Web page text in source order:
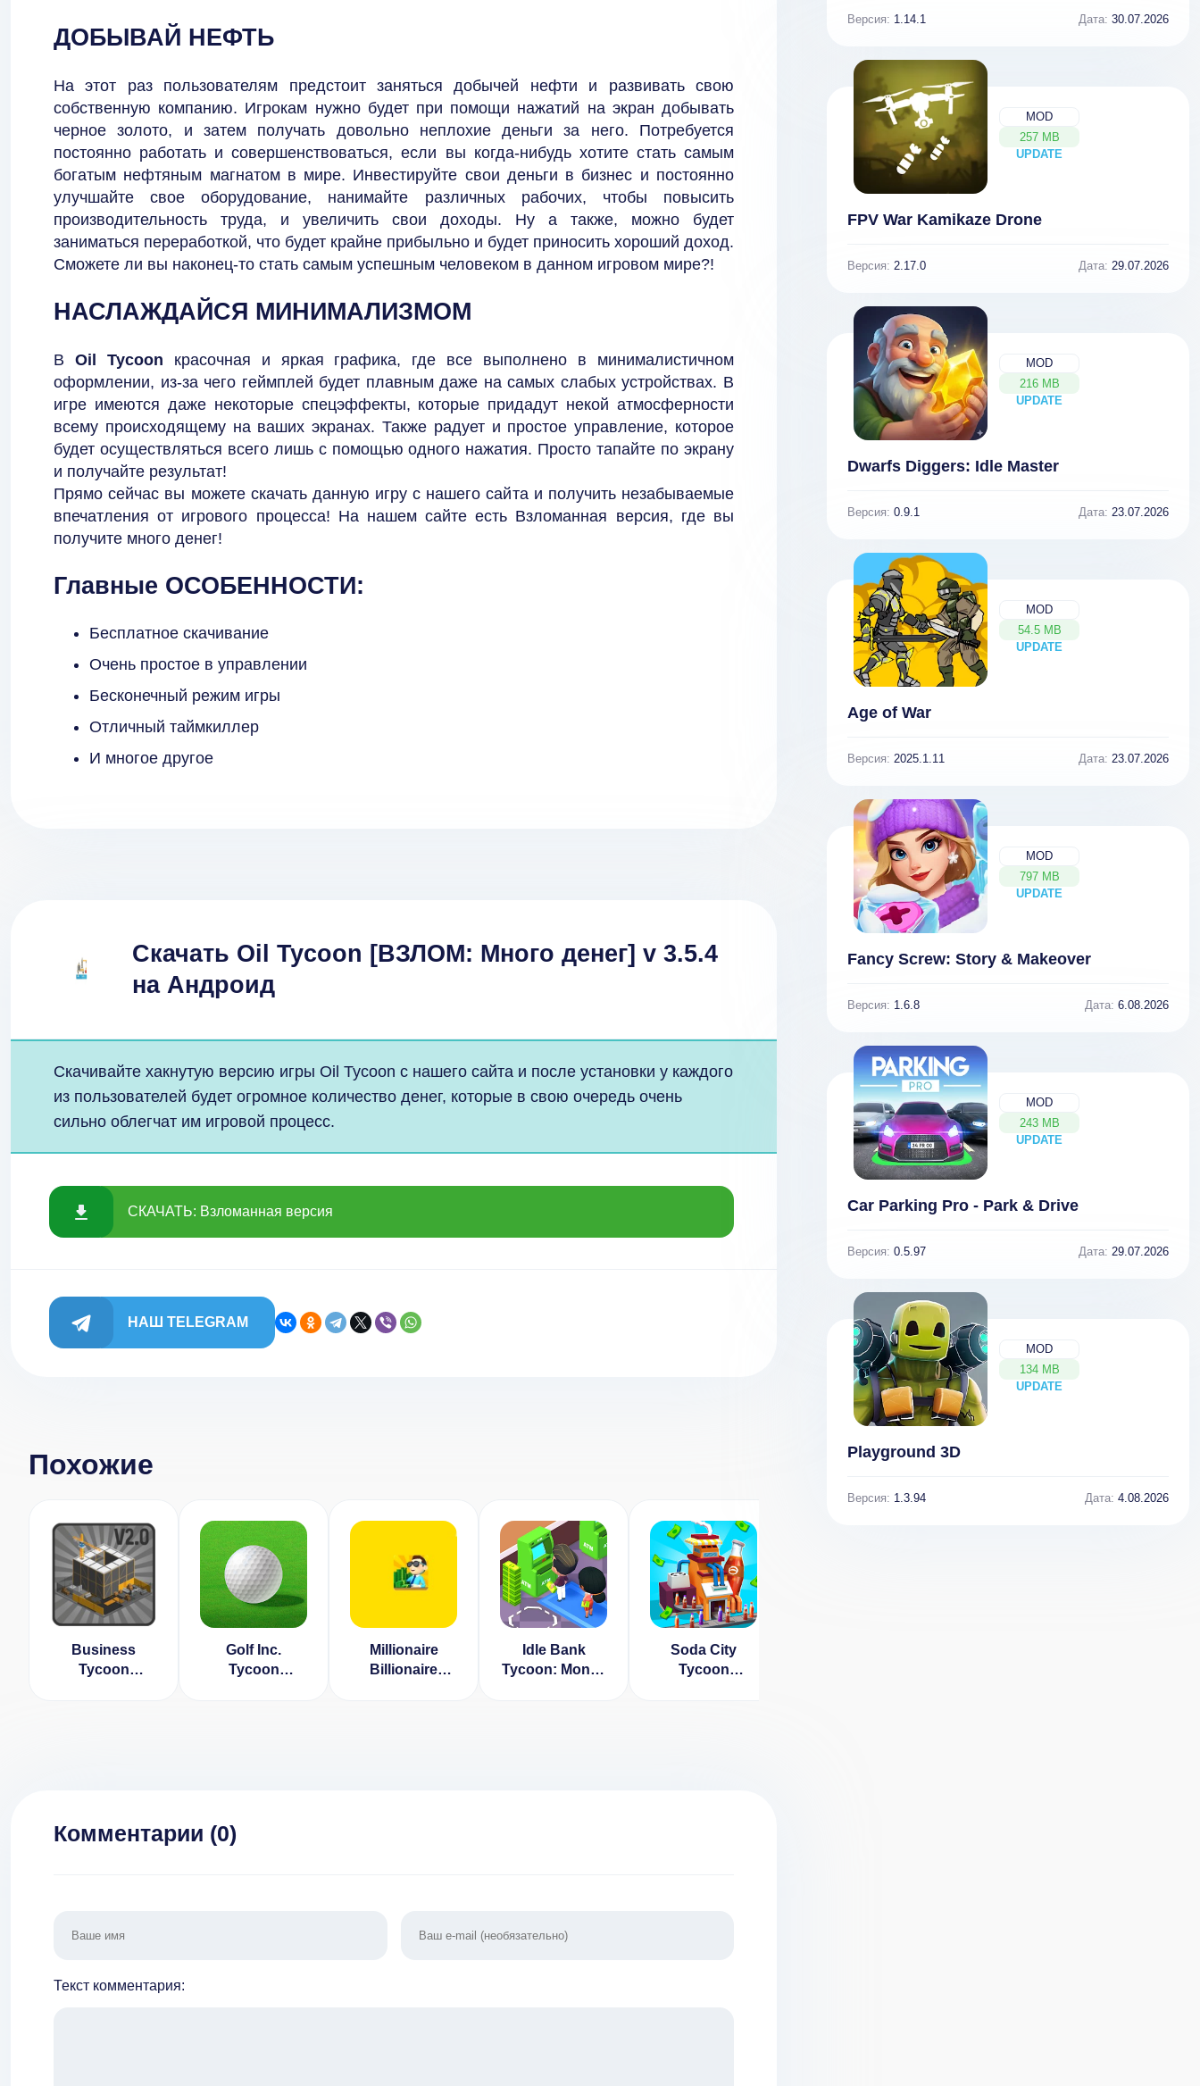
ДОБЫВАЙ НЕФТЬ
На этот раз пользователям предстоит заняться добычей нефти и развивать свою
собственную компанию. Игрокам нужно будет при помощи нажатий на экран добывать
черное золото, и затем получать довольно неплохие деньги за него. Потребуется
постоянно работать и совершенствоваться, если вы когда-нибудь хотите стать самым
богатым нефтяным магнатом в мире. Инвестируйте свои деньги в бизнес и постоянно
улучшайте свое оборудование, нанимайте различных рабочих, чтобы повысить
производительность труда, и увеличить свои доходы. Ну а также, можно будет
заниматься переработкой, что будет крайне прибыльно и будет приносить хороший доход.
Сможете ли вы наконец-то стать самым успешным человеком в данном игровом мире?!
НАСЛАЖДАЙСЯ МИНИМАЛИЗМОМ
В Oil Tycoon красочная и яркая графика, где все выполнено в минималистичном
оформлении, из-за чего геймплей будет плавным даже на самых слабых устройствах. В
игре имеются даже некоторые спецэффекты, которые придадут некой атмосферности
всему происходящему на ваших экранах. Также радует и простое управление, которое
будет осуществляться всего лишь с помощью одного нажатия. Просто тапайте по экрану
и получайте результат!
Прямо сейчас вы можете скачать данную игру с нашего сайта и получить незабываемые
впечатления от игрового процесса! На нашем сайте есть Взломанная версия, где вы
получите много денег!
Главные ОСОБЕННОСТИ:
Бесплатное скачивание
Очень простое в управлении
Бесконечный режим игры
Отличный таймкиллер
И многое другое
Скачать Oil Tycoon [ВЗЛОМ: Много денег] v 3.5.4
на Андроид
Скачивайте хакнутую версию игры Oil Tycoon с нашего сайта и после установки у каждого
из пользователей будет огромное количество денег, которые в свою очередь очень
сильно облегчат им игровой процесс.
СКАЧАТЬ: Взломанная версия
НАШ TELEGRAM
Похожие
Business
Tycoon
Golf Inc.
Tycoon
Millionaire
Billionaire
Idle Bank
Tycoon: Money
Soda City
Tycoon
Комментарии (0)
Текст комментария:
Версия: 1.14.1 Дата: 30.07.2026
MOD
257 MB
UPDATE
NEW
FPV War Kamikaze Drone
Версия: 2.17.0 Дата: 29.07.2026
MOD
216 MB
UPDATE
NEW
Dwarfs Diggers: Idle Master
Версия: 0.9.1 Дата: 23.07.2026
MOD
54.5 MB
UPDATE
NEW
Age of War
Версия: 2025.1.11 Дата: 23.07.2026
MOD
797 MB
UPDATE
NEW
Fancy Screw: Story & Makeover
Версия: 1.6.8 Дата: 6.08.2026
MOD
243 MB
UPDATE
NEW
Car Parking Pro - Park & Drive
Версия: 0.5.97 Дата: 29.07.2026
MOD
134 MB
UPDATE
NEW
Playground 3D
Версия: 1.3.94 Дата: 4.08.2026